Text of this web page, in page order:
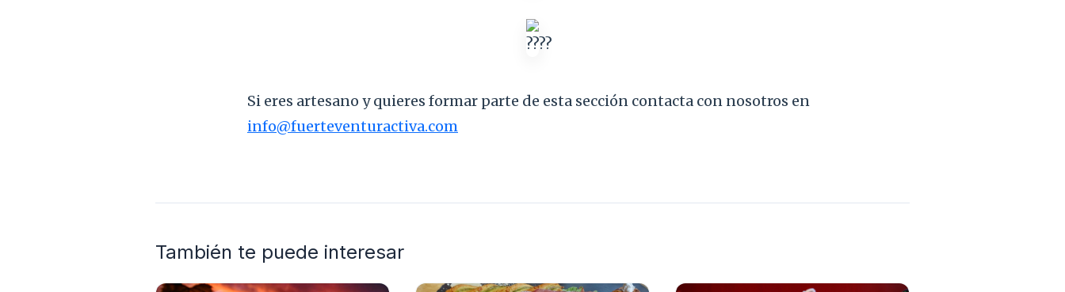
Si eres artesano y quieres formar parte de esta sección contacta con nosotros en
info@fuerteventuractiva.com
También te puede interesar